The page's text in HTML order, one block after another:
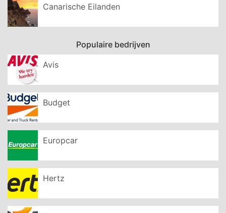
Canarische Eilanden
Populaire bedrijven
Avis
Budget
Europcar
Hertz